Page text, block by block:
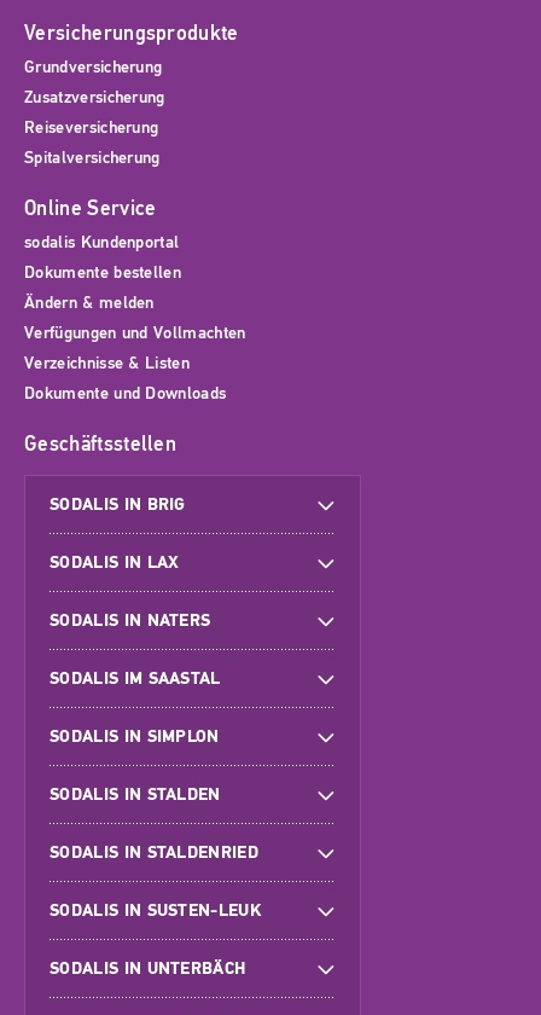
Versicherungsprodukte
Grundversicherung
Zusatzversicherung
Reiseversicherung
Spitalversicherung
Online Service
sodalis Kundenportal
Dokumente bestellen
Ändern & melden
Verfügungen und Vollmachten
Verzeichnisse & Listen
Dokumente und Downloads
Geschäftsstellen
SODALIS IN BRIG
SODALIS IN LAX
SODALIS IN NATERS
SODALIS IM SAASTAL
SODALIS IN SIMPLON
SODALIS IN STALDEN
SODALIS IN STALDENRIED
SODALIS IN SUSTEN-LEUK
SODALIS IN UNTERBÄCH